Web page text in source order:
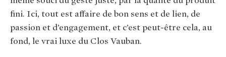
fini. Ici, tout est affaire de bon sens et de lien, de
passion et d’engagement, et c’est peut-être cela, au
fond, le vrai luxe du Clos Vauban.